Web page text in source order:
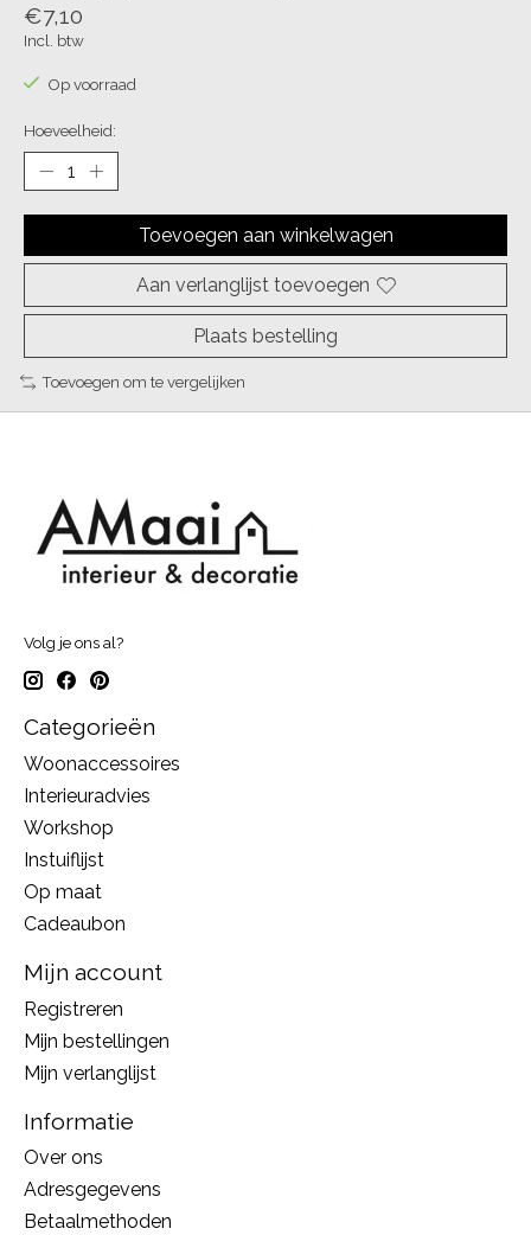
€7,10
Incl. btw
Op voorraad
Hoeveelheid:
Toevoegen aan winkelwagen
Aan verlanglijst toevoegen
Plaats bestelling
Toevoegen om te vergelijken
Volg je ons al?
Categorieën
Woonaccessoires
Interieuradvies
Workshop
Instuiflijst
Op maat
Cadeaubon
Mijn account
Registreren
Mijn bestellingen
Mijn verlanglijst
Informatie
Over ons
Adresgegevens
Betaalmethoden